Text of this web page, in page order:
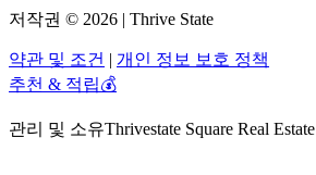
저작권 © 2026 | Thrive State
약관 및 조건 | 개인 정보 보호 정책
추천 & 적립💰
관리 및 소유Thrivestate Square Real Estate